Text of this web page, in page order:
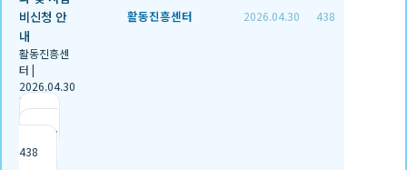
비신청 안
내
활동진흥센
터 |
2026.04.30
|
조회
438
활동진흥센터 2026.04.30 438